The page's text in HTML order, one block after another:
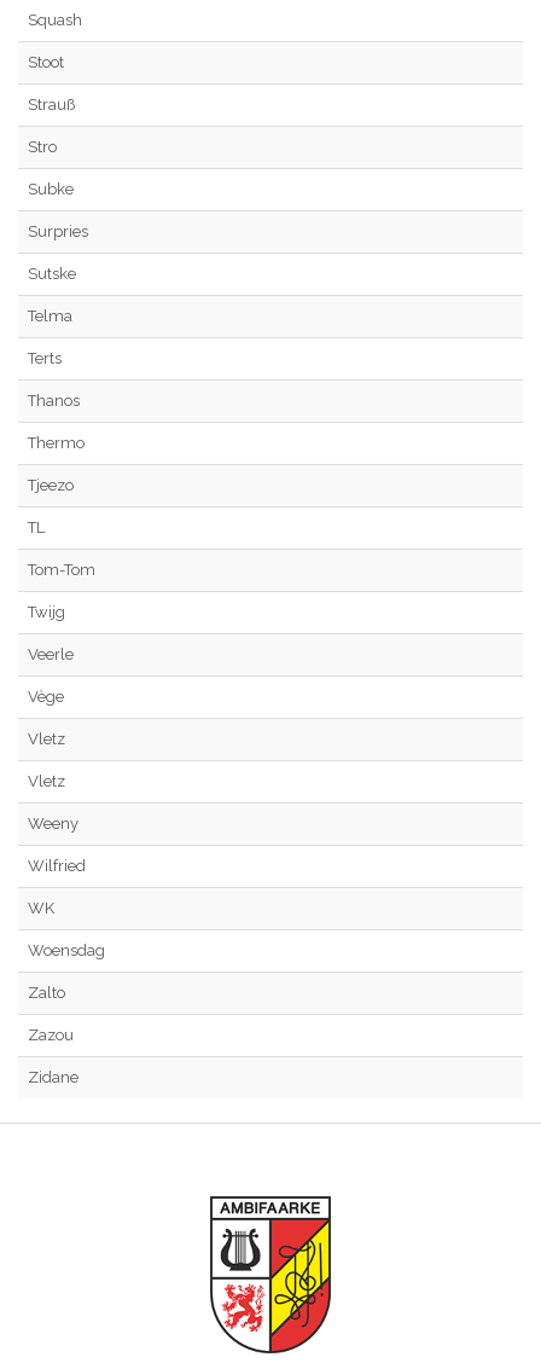
Squash
Stoot
Strauß
Stro
Subke
Surpries
Sutske
Telma
Terts
Thanos
Thermo
Tjeezo
TL
Tom-Tom
Twijg
Veerle
Vège
Vletz
Vletz
Weeny
Wilfried
WK
Woensdag
Zalto
Zazou
Zidane